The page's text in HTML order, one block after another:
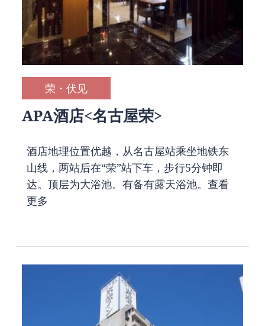
荣・伏见
APA酒店<名古屋荣>
酒店地理位置优越，从名古屋站乘坐地铁东
山线，两站后在“荣”站下车，步行5分钟即
达。顶层为大浴池。有备有露天浴池。 查看
更多